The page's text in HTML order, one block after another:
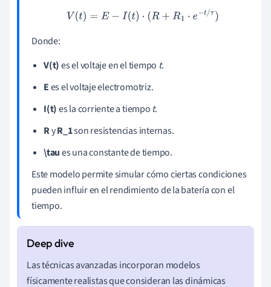
V(t)=E −I(t)⋅ R +R1⋅e −t/τ
Donde:
V(t)es el voltaje en el tiempo t.
Ees el voltaje electromotriz.
I(t)es la corriente a tiempo t.
RyR_1son resistencias internas.
\taues una constante de tiempo.
Este modelo permite simular cómo ciertas condiciones
pueden influir en el rendimiento de la batería con el
tiempo.
Las técnicas avanzadas incorporan modelos
físicamente realistas que consideran las dinámicas